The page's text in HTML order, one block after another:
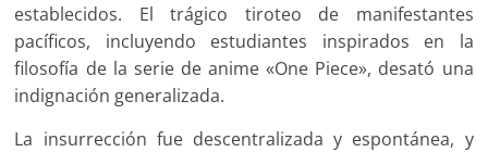
establecidos. El trágico tiroteo de manifestantes
pacíficos, incluyendo estudiantes inspirados en la
filosofía de la serie de anime «One Piece», desató una
indignación generalizada.
La insurrección fue descentralizada y espontánea, y